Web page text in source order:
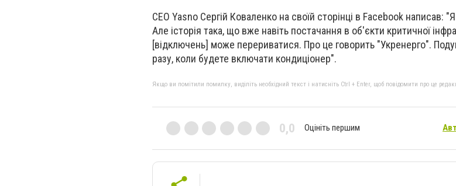
СЕО Yasno Сергій Коваленко на своїй сторінці в Facebook написав:
Але історія така, що вже навіть постачання в об'єкти критичної
[відключень] може перериватися. Про це говорить "Укренерго".
разу, коли будете включати кондиціонер".
Якщо ви помітили помилку, виділіть необхідний текст і натисніть Ctrl + Enter, щоб повідомити про це
0,0 Оцініть першим